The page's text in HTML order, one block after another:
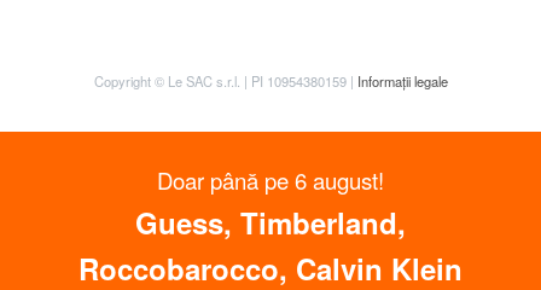
Copyright © Le SAC s.r.l. | PI 10954380159 | Informații legale
Doar până pe 6 august!
Guess, Timberland,
Roccobarocco, Calvin Klein